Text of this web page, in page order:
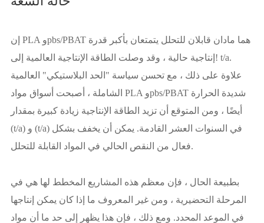
إن PLA وpbs/PBAT هما مادان قابلان للتحلل يتمتعان بأكبر قدرة
إنتاجية حالية ، وقد وصلت الطاقة الإنتاجية العالمية إلى! t/a.
علاوة على ذلك ، مع تحسن سياسة "الحد البلاستيكي" العالمية
الشاملة ، أصبحت أسواق مواد PLA وpbs/PBAT شديدة الحرارة
أيضًا ، ومن المتوقع أن تزيد الطاقة الإنتاجية زيادة كبيرة بمقدار
(t/a) و (t/a) في السنوات العشر القادمة. يمكن أن يخفف بشكل
فعال من النقص الحالي في المواد القابلة للتحلل.
بطبيعة الحال ، فإن معظم هذه المشاريع المخطط لها هي في
المرحلة التحضيرية ، ومن غير المعروف ما إذا كان يمكن إنتاجها
في الموعد المحدد. ومع ذلك ، فإن هذا يظهر إلى حد ما أن مواد